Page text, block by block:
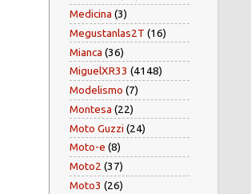
Medicina (3)
Megustanlas2T (16)
Mianca (36)
MiguelXR33 (4148)
Modelismo (7)
Montesa (22)
Moto Guzzi (24)
Moto-e (8)
Moto2 (37)
Moto3 (26)